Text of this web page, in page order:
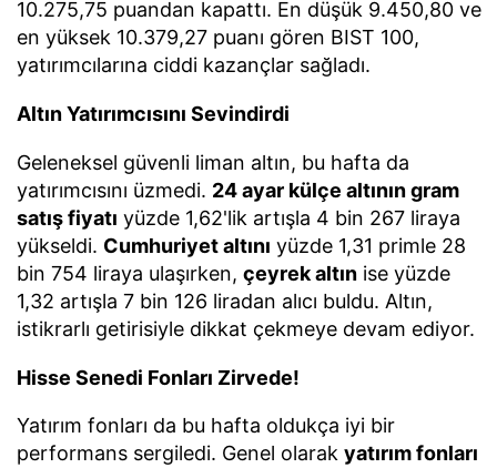
10.275,75 puandan kapattı. En düşük 9.450,80 ve
en yüksek 10.379,27 puanı gören BIST 100,
yatırımcılarına ciddi kazançlar sağladı.
Altın Yatırımcısını Sevindirdi
Geleneksel güvenli liman altın, bu hafta da
yatırımcısını üzmedi. 24 ayar külçe altının gram
satış fiyatı yüzde 1,62'lik artışla 4 bin 267 liraya
yükseldi. Cumhuriyet altını yüzde 1,31 primle 28
bin 754 liraya ulaşırken, çeyrek altın ise yüzde
1,32 artışla 7 bin 126 liradan alıcı buldu. Altın,
istikrarlı getirisiyle dikkat çekmeye devam ediyor.
Hisse Senedi Fonları Zirvede!
Yatırım fonları da bu hafta oldukça iyi bir
performans sergiledi. Genel olarak yatırım fonları